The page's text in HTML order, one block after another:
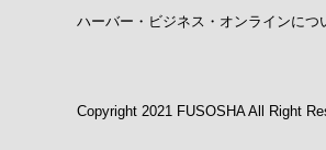
ハーバー・ビジネス・オンラインにつ
Copyright 2021 FUSOSHA All Right